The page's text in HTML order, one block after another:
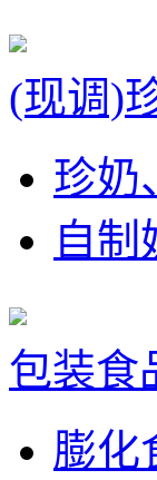
(现调)
珍奶
自制
包装食
膨化